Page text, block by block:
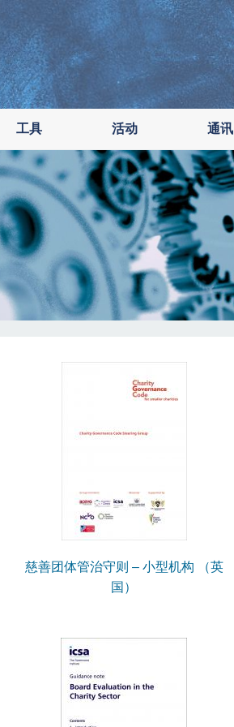
工具 活动 通讯
慈善团体管治守则 – 小型机构 （英
国）